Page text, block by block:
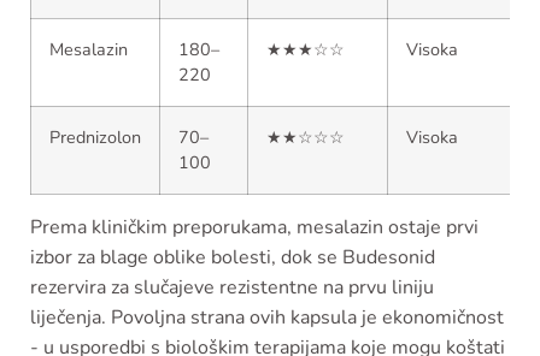
Mesalazin
180–
220
★★★☆☆ Visoka
Prednizolon
70–
100
★★☆☆☆ Visoka
Prema kliničkim preporukama, mesalazin ostaje prvi
izbor za blage oblike bolesti, dok se Budesonid
rezervira za slučajeve rezistentne na prvu liniju
liječenja. Povoljna strana ovih kapsula je ekonomičnost
- u usporedbi s biološkim terapijama koje mogu koštati